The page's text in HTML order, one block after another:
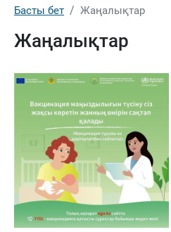
Басты бет Жаңалықтар
Жаңалықтар